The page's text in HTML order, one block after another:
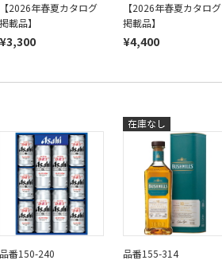
【2026年春夏カタログ
掲載品】
¥3,300
【2026年春夏カタログ
掲載品】
¥4,400
品番150-240 品番155-314